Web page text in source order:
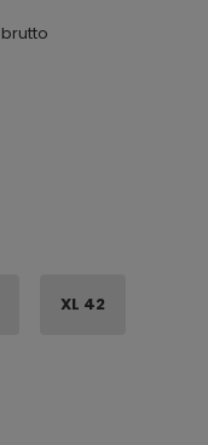
brutto
XL 42